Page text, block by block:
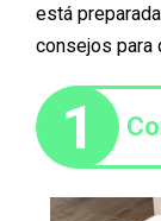
está
consejos para
1